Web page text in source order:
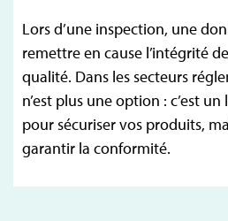
Lors d’une inspection, une
remettre en cause l’intégrité
qualité. Dans les secteurs
n’est plus une option : c’est
pour sécuriser vos produits,
garantir la conformité.